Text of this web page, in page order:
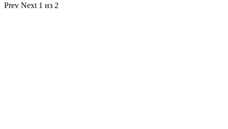
Prev Next 1 из 2